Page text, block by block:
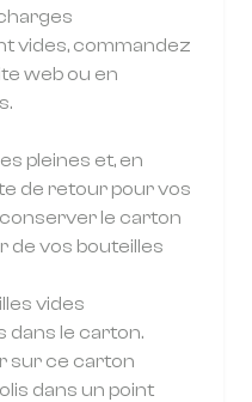
vides, commandez
web ou en
pleines et, en
de retour pour vos
le carton
de vos bouteilles
vides
dans le carton.
sur ce carton
dans un point